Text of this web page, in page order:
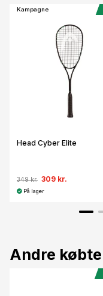
Kampagne
Head Cyber Elite
349 kr. 309 kr.
På lager
Andre